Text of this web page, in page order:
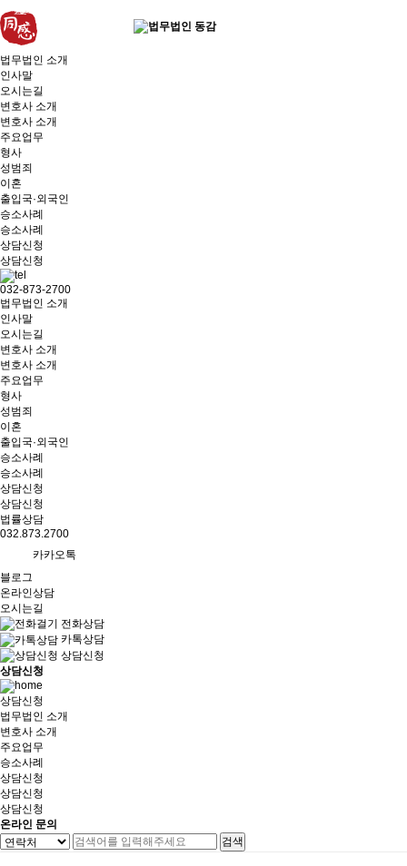
법무법인 소개
인사말
오시는길
변호사 소개
변호사 소개
주요업무
형사
성범죄
이혼
출입국·외국인
승소사례
승소사례
상담신청
상담신청
032-873-2700
법무법인 소개
인사말
오시는길
변호사 소개
변호사 소개
주요업무
형사
성범죄
이혼
출입국·외국인
승소사례
승소사례
상담신청
상담신청
법률상담
032.873.2700
카카오톡
블로그
온라인상담
오시는길
전화상담
카톡상담
상담신청
상담신청
상담신청
법무법인 소개
변호사 소개
주요업무
승소사례
상담신청
상담신청
상담신청
온라인 문의
검색